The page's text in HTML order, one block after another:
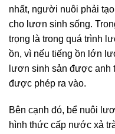
nhất, người nuôi phải
cho lươn sinh sống.
trọng là trong quá trình
ồn, vì nếu tiếng ồn lớn
lươn sinh sản được anh
được phép ra vào.
Bên cạnh đó, bể nuôi
hình thức cấp nước xả